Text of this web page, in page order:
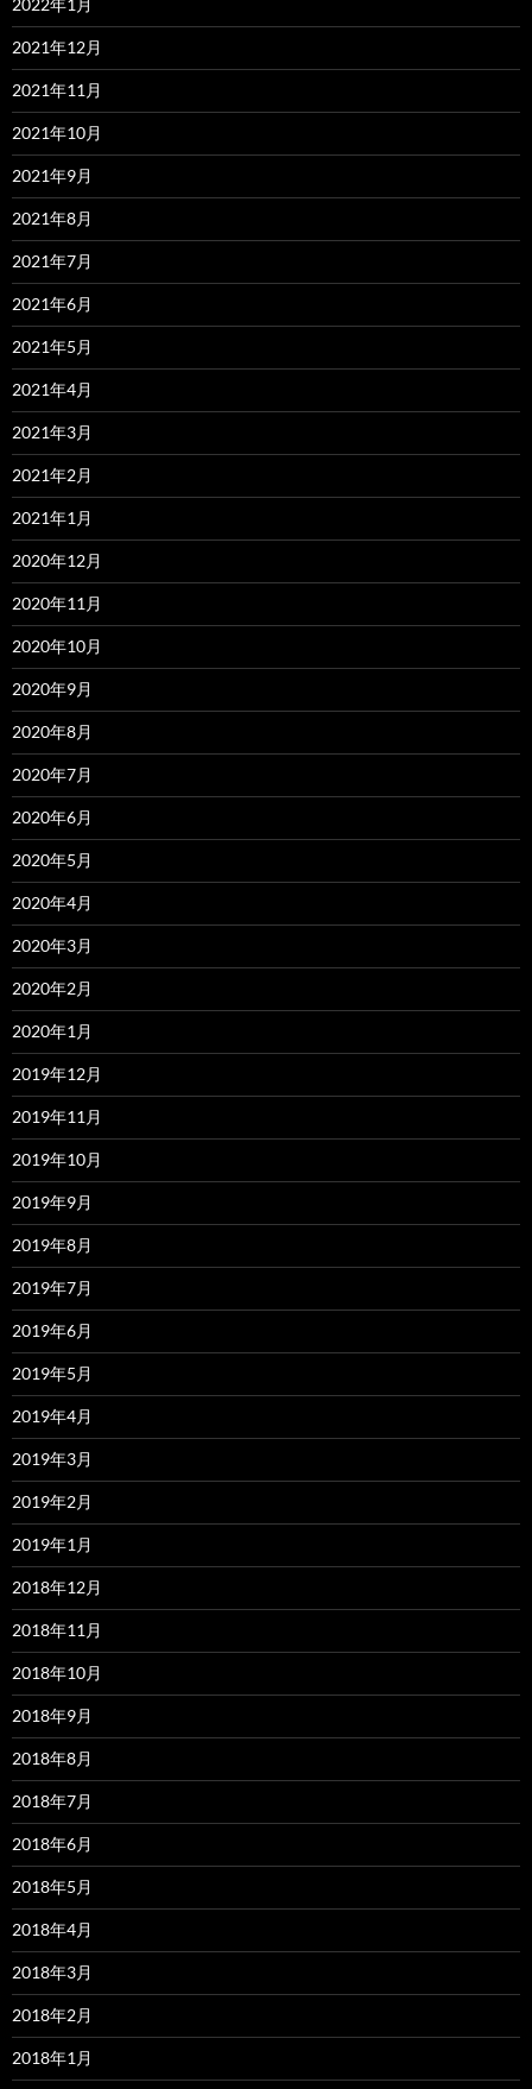
2022年1月
2021年12月
2021年11月
2021年10月
2021年9月
2021年8月
2021年7月
2021年6月
2021年5月
2021年4月
2021年3月
2021年2月
2021年1月
2020年12月
2020年11月
2020年10月
2020年9月
2020年8月
2020年7月
2020年6月
2020年5月
2020年4月
2020年3月
2020年2月
2020年1月
2019年12月
2019年11月
2019年10月
2019年9月
2019年8月
2019年7月
2019年6月
2019年5月
2019年4月
2019年3月
2019年2月
2019年1月
2018年12月
2018年11月
2018年10月
2018年9月
2018年8月
2018年7月
2018年6月
2018年5月
2018年4月
2018年3月
2018年2月
2018年1月